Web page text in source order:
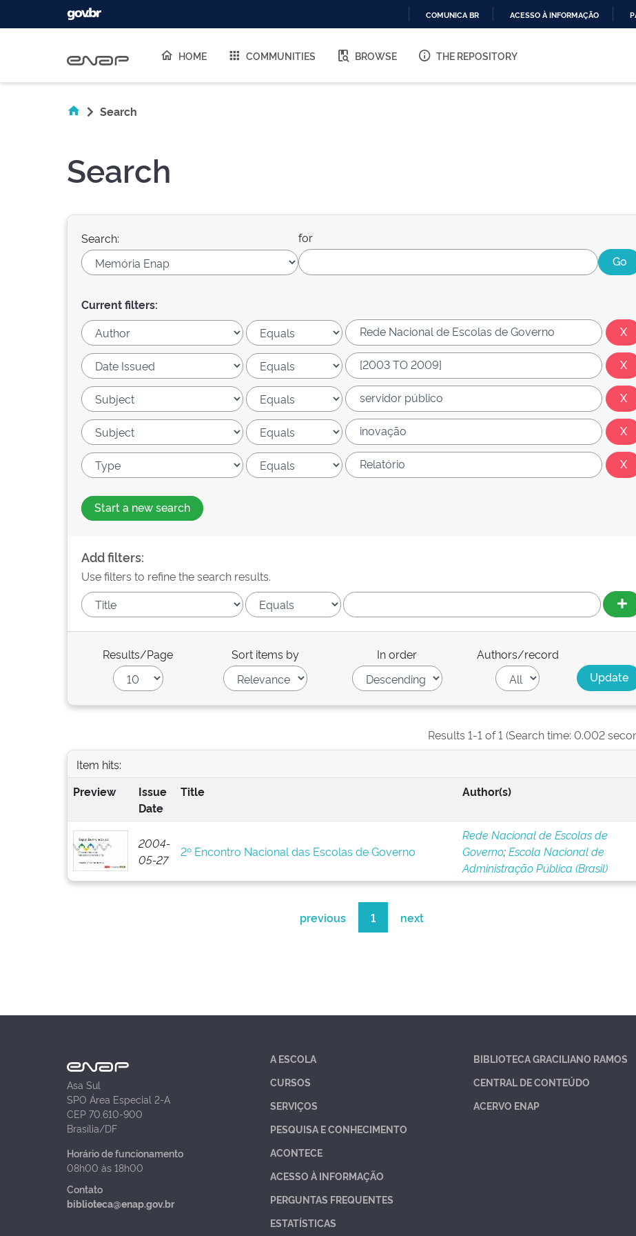
O
COMUNICA BR ACESSO À INFORMAÇÃO
HOME COMMUNITIES BROWSE THE REPOSITORY
Search
Search
Search: for
Current filters:
Start a new search
Add filters:
Use filters to refine the search results.
Results/Page Sort items by In order Authors/record
Results 1-1 of 1 (Search time: 0.002
Item hits:
Preview
Issue
Date
Title Author(s)
2004-
05-27
2º Encontro Nacional das Escolas de Governo
Rede Nacional de Escolas de
Governo;Escola Nacional de
Administração Pública (Brasil)
previous 1 next
Asa Sul
SPO Área Especial 2-A
CEP 70.610-900
Brasília/DF
Horário de funcionamento
08h00 às 18h00
Contato
biblioteca@enap.gov.br
A ESCOLA
CURSOS
SERVIÇOS
PESQUISA E CONHECIMENTO
ACONTECE
ACESSO À INFORMAÇÃO
PERGUNTAS FREQUENTES
ESTATÍSTICAS
BIBLIOTECA GRACILIANO RAMOS
CENTRAL DE CONTEÚDO
ACERVO ENAP